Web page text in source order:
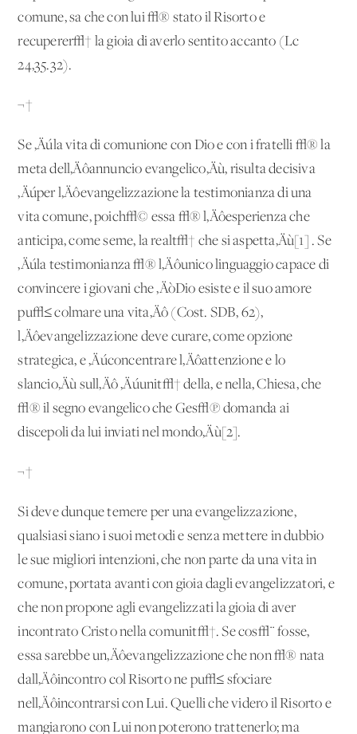
comune, sa che con lui √® stato il Risorto e
recuperer√† la gioia di averlo sentito accanto (Lc
24,35.32).
¬†
Se ‚Äúla vita di comunione con Dio e con i fratelli √® la
meta dell‚Äôannuncio evangelico‚Äù, risulta decisiva
‚Äúper l‚Äôevangelizzazione la testimonianza di una
vita comune, poich√© essa √® l‚Äôesperienza che
anticipa, come seme, la realt√† che si aspetta‚Äù[1] . Se
‚Äúla testimonianza √® l‚Äôunico linguaggio capace di
convincere i giovani che ‚ÄòDio esiste e il suo amore
pu√≤ colmare una vita‚Äô (Cost. SDB, 62),
l‚Äôevangelizzazione deve curare, come opzione
strategica, e ‚Äúconcentrare l‚Äôattenzione e lo
slancio‚Äù sull‚Äô ‚Äúunit√† della, e nella, Chiesa, che
√® il segno evangelico che Ges√π domanda ai
discepoli da lui inviati nel mondo‚Äù[2].
¬†
Si deve dunque temere per una evangelizzazione,
qualsiasi siano i suoi metodi e senza mettere in dubbio
le sue migliori intenzioni, che non parte da una vita in
comune, portata avanti con gioia dagli evangelizzatori, e
che non propone agli evangelizzati la gioia di aver
incontrato Cristo nella comunit√†. Se cos√¨ fosse,
essa sarebbe un‚Äôevangelizzazione che non √® nata
dall‚Äôincontro col Risorto ne pu√≤ sfociare
nell‚Äôincontrarsi con Lui. Quelli che videro il Risorto e
mangiarono con Lui non poterono trattenerlo; ma